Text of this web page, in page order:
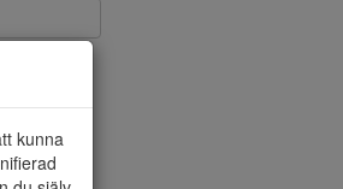
kunna